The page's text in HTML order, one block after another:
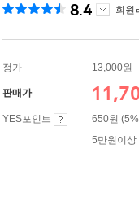
8.4 회원
정가 13,000원
판매가
YES포인트
650원
5만원이상